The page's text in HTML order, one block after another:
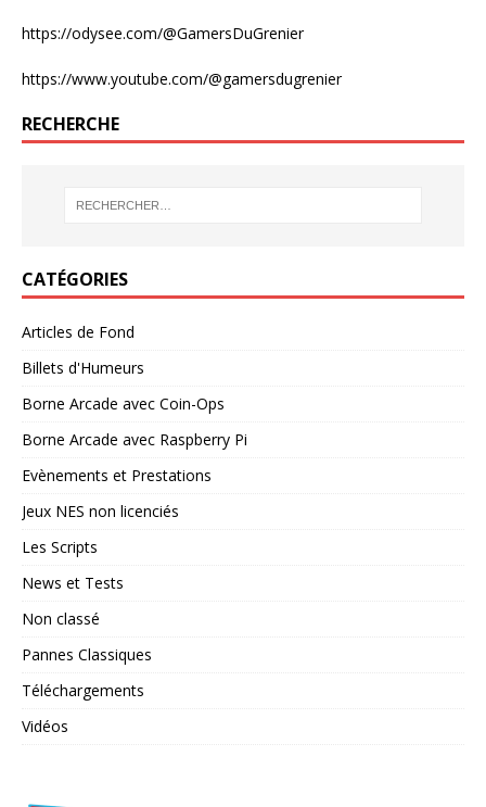
https://odysee.com/@GamersDuGrenier
https://www.youtube.com/@gamersdugrenier
RECHERCHE
CATÉGORIES
Articles de Fond
Billets d'Humeurs
Borne Arcade avec Coin-Ops
Borne Arcade avec Raspberry Pi
Evènements et Prestations
Jeux NES non licenciés
Les Scripts
News et Tests
Non classé
Pannes Classiques
Téléchargements
Vidéos